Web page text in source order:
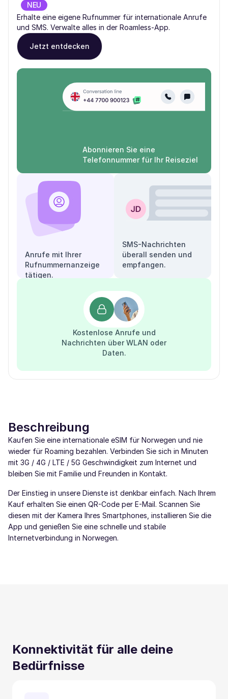
NEU
Erhalte eine eigene Rufnummer für internationale Anrufe
und SMS. Verwalte alles in der Roamless-App.
Jetzt entdecken
Abonnieren Sie eine
Telefonnummer für Ihr Reiseziel
Anrufe mit Ihrer
Rufnummernanzeige
tätigen.
SMS-Nachrichten
überall senden und
empfangen.
Kostenlose Anrufe und
Nachrichten über WLAN oder
Daten.
Beschreibung
Kaufen Sie eine internationale eSIM für Norwegen und nie
wieder für Roaming bezahlen. Verbinden Sie sich in Minuten
mit 3G / 4G / LTE / 5G Geschwindigkeit zum Internet und
bleiben Sie mit Familie und Freunden in Kontakt.
Der Einstieg in unsere Dienste ist denkbar einfach. Nach Ihrem
Kauf erhalten Sie einen QR-Code per E-Mail. Scannen Sie
diesen mit der Kamera Ihres Smartphones, installieren Sie die
App und genießen Sie eine schnelle und stabile
Internetverbindung in Norwegen.
Konnektivität für alle deine
Bedürfnisse